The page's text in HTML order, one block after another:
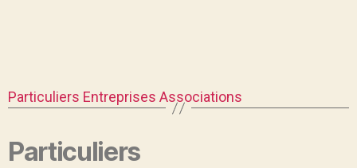
Particuliers Entreprises Associations
Particuliers